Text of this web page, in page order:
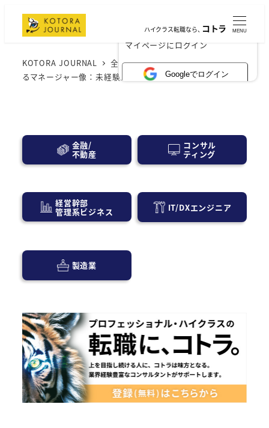
×
マイページにログイン
Googleでログイン
ハイクラス転職なら、コトラ MENU
KOTORA JOURNAL 全般
これからの時代に求められ
るマネージャー像：未経験からのスタートガイド
金融/
不動産
コンサル
ティング
経営幹部
管理系ビジネス IT/DXエンジニア
製造業